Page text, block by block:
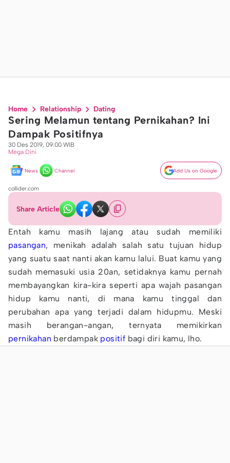
Home Relationship Dating
Sering Melamun tentang Pernikahan? Ini
Dampak Positifnya
30 Des 2019, 09:00 WIB
Mega Dini
News Channel Add Us on Google
collider.com
Share Article
Entah kamu masih lajang atau sudah memiliki
pasangan, menikah adalah salah satu tujuan hidup
yang suatu saat nanti akan kamu lalui. Buat kamu yang
sudah memasuki usia 20an, setidaknya kamu pernah
membayangkan kira-kira seperti apa wajah pasangan
hidup kamu nanti, di mana kamu tinggal dan
perubahan apa yang terjadi dalam hidupmu. Meski
masih berangan-angan, ternyata memikirkan
pernikahan berdampak positif bagi diri kamu, lho.